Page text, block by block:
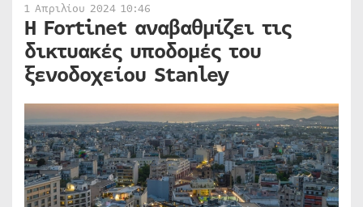
1 Απριλίου 2024 10:46
Η Fortinet αναβαθμίζει τις
δικτυακές υποδομές του
ξενοδοχείου Stanley